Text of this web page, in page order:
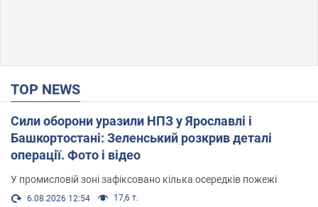
TOP NEWS
Сили оборони уразили НПЗ у Ярославлі і
Башкортостані: Зеленський розкрив деталі
операції. Фото і відео
У промисловій зоні зафіксовано кілька осередків пожежі
6.08.2026 12:54 17,6 т.